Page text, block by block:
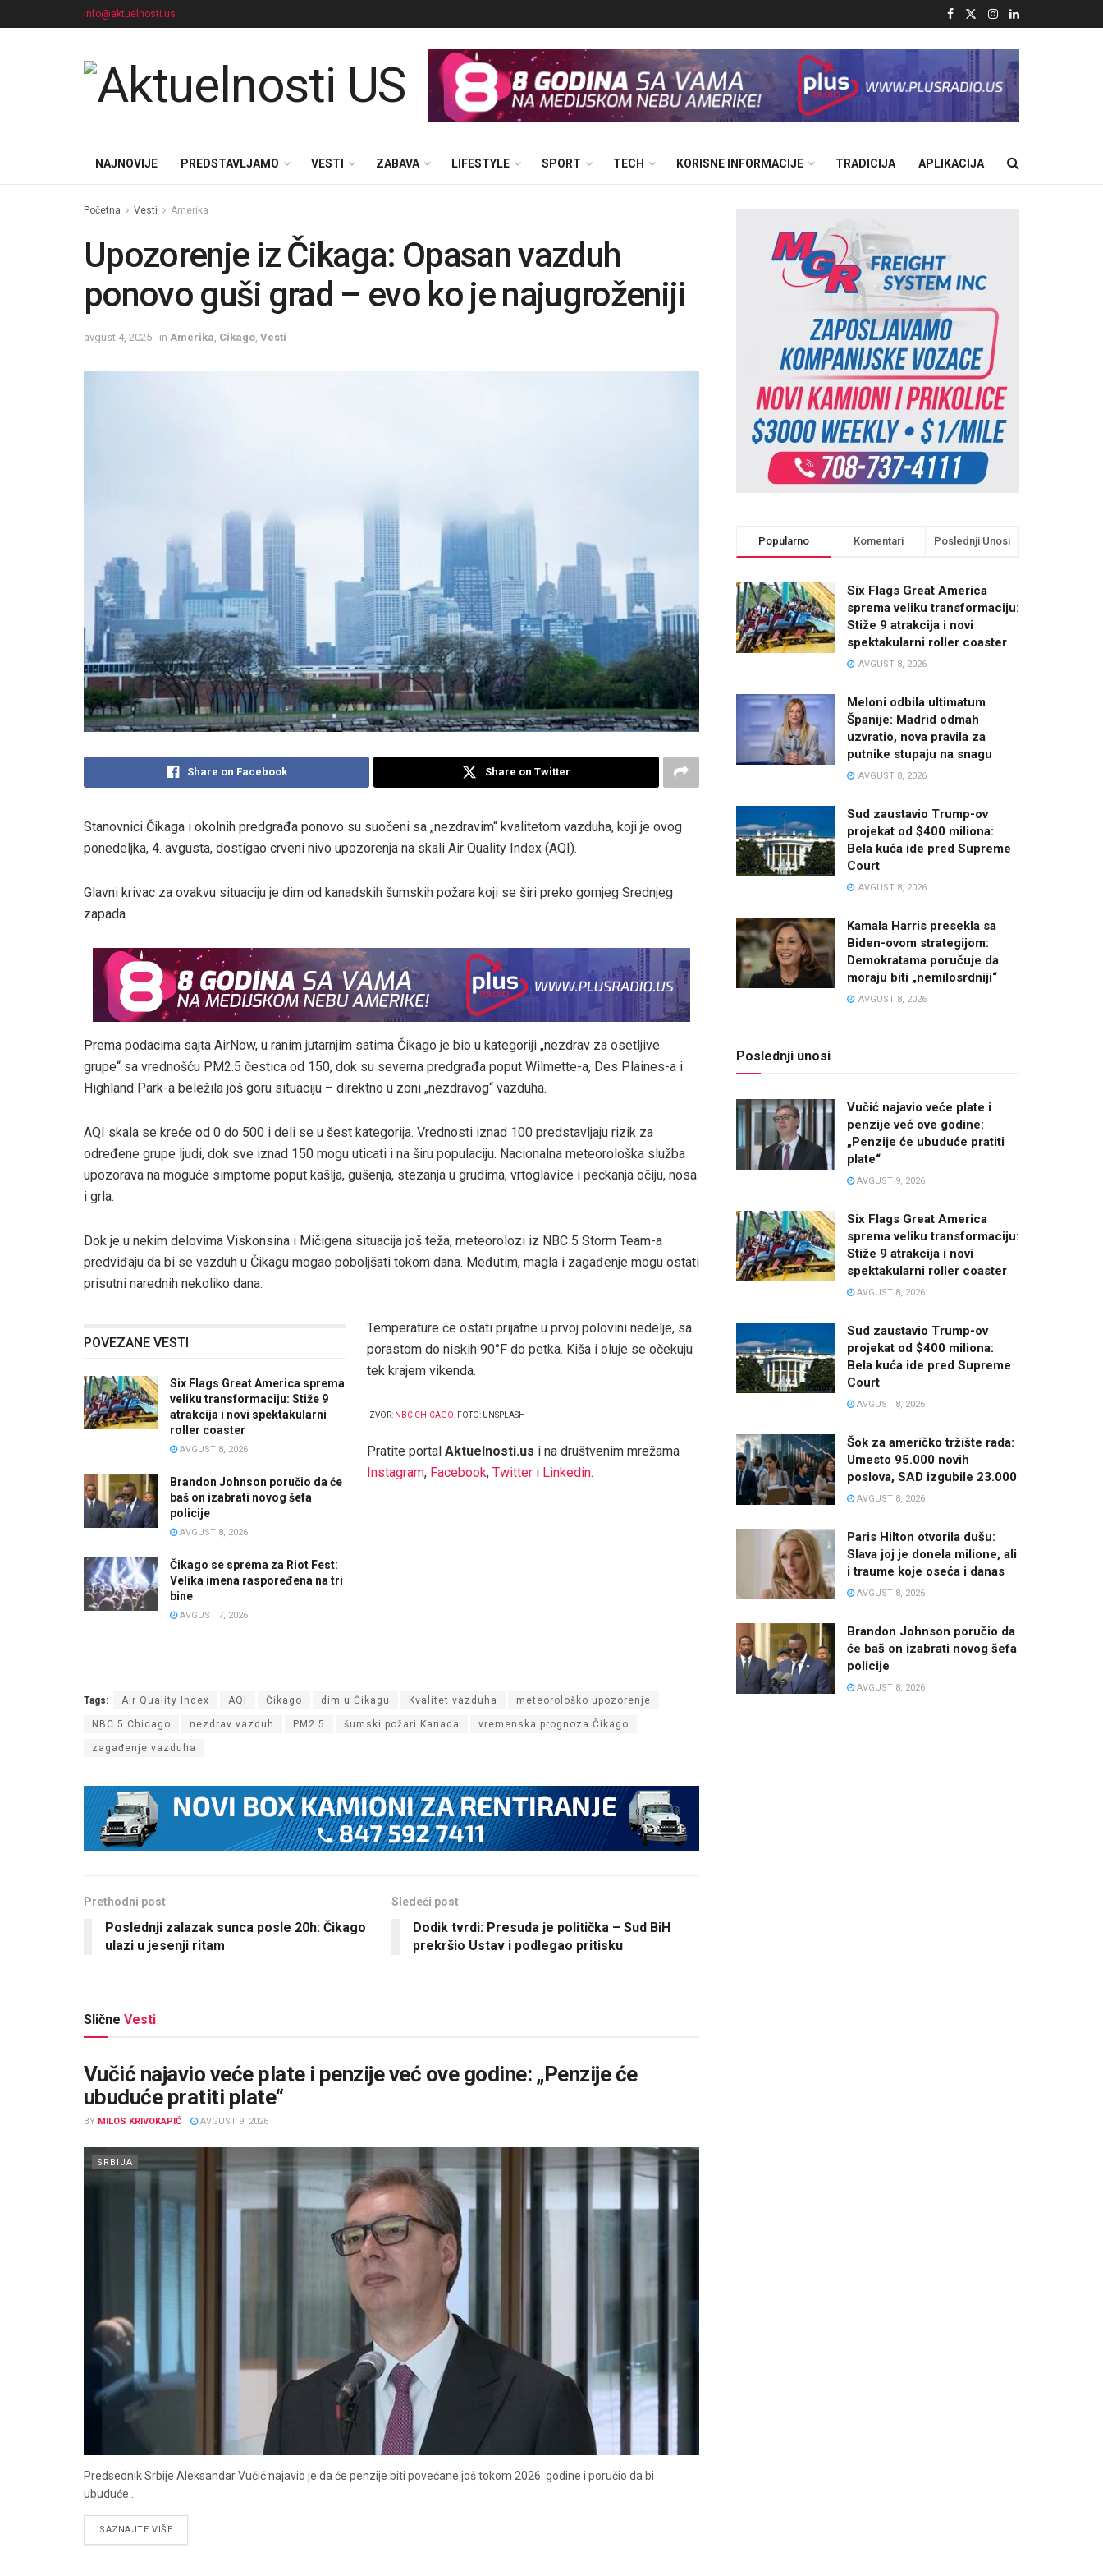
info@aktuelnosti.us
NAJNOVIJE PREDSTAVLJAMO VESTI ZABAVA LIFESTYLE SPORT TECH KORISNE INFORMACIJE TRADICIJA APLIKACIJA
Početna Vesti Amerika
Upozorenje iz Čikaga: Opasan vazduh
ponovo guši grad – evo ko je najugroženiji
avgust 4, 2025 in Amerika Cikago Vesti
Share on Facebook Share on Twitter
Stanovnici Čikaga i okolnih predgrađa ponovo su suočeni sa „nezdravim“ kvalitetom vazduha, koji je ovog
ponedeljka, 4. avgusta, dostigao crveni nivo upozorenja na skali Air Quality Index (AQI).
Glavni krivac za ovakvu situaciju je dim od kanadskih šumskih požara koji se širi preko gornjeg Srednjeg
zapada.
Prema podacima sajta AirNow, u ranim jutarnjim satima Čikago je bio u kategoriji „nezdrav za osetljive
grupe“ sa vrednošću PM2.5 čestica od 150, dok su severna predgrađa poput Wilmette-a, Des Plaines-a i
Highland Park-a beležila još goru situaciju – direktno u zoni „nezdravog“ vazduha.
AQI skala se kreće od 0 do 500 i deli se u šest kategorija. Vrednosti iznad 100 predstavljaju rizik za
određene grupe ljudi, dok sve iznad 150 mogu uticati i na širu populaciju. Nacionalna meteorološka služba
upozorava na moguće simptome poput kašlja, gušenja, stezanja u grudima, vrtoglavice i peckanja očiju, nosa
i grla.
Dok je u nekim delovima Viskonsina i Mičigena situacija još teža, meteorolozi iz NBC 5 Storm Team-a
predviđaju da bi se vazduh u Čikagu mogao poboljšati tokom dana. Međutim, magla i zagađenje mogu ostati
prisutni narednih nekoliko dana.
POVEZANE VESTI
Six Flags Great America sprema
veliku transformaciju: Stiže 9
atrakcija i novi spektakularni
roller coaster
AVGUST 8, 2026
Brandon Johnson poručio da će
baš on izabrati novog šefa
policije
AVGUST 8, 2026
Čikago se sprema za Riot Fest:
Velika imena raspoređena na tri
bine
AVGUST 7, 2026
Temperature će ostati prijatne u prvoj polovini nedelje, sa
porastom do niskih 90°F do petka. Kiša i oluje se očekuju
tek krajem vikenda.
IZVOR: NBC CHICAGO, FOTO: UNSPLASH
Pratite portal Aktuelnosti.us i na društvenim mrežama
Instagram, Facebook, Twitter i Linkedin.
Tags: Air Quality Index AQI Čikago dim u Čikagu Kvalitet vazduha meteorološko upozorenje
NBC 5 Chicago nezdrav vazduh PM2.5 šumski požari Kanada vremenska prognoza Čikago
zagađenje vazduha
Prethodni post
Poslednji zalazak sunca posle 20h: Čikago
ulazi u jesenji ritam
Sledeći post
Dodik tvrdi: Presuda je politička – Sud BiH
prekršio Ustav i podlegao pritisku
Slične Vesti
Vučić najavio veće plate i penzije već ove godine: „Penzije će
ubuduće pratiti plate“
BY MILOS KRIVOKAPIĆ AVGUST 9, 2026
SRBIJA
Predsednik Srbije Aleksandar Vučić najavio je da će penzije biti povećane još tokom 2026. godine i poručio da bi
ubuduće...
SAZNAJTE VIŠEDETAILS
Popularno Komentari Poslednji Unosi
Six Flags Great America
sprema veliku transformaciju:
Stiže 9 atrakcija i novi
spektakularni roller coaster
AVGUST 8, 2026
Meloni odbila ultimatum
Španije: Madrid odmah
uzvratio, nova pravila za
putnike stupaju na snagu
AVGUST 8, 2026
Sud zaustavio Trump-ov
projekat od $400 miliona:
Bela kuća ide pred Supreme
Court
AVGUST 8, 2026
Kamala Harris presekla sa
Biden-ovom strategijom:
Demokratama poručuje da
moraju biti „nemilosrdniji“
AVGUST 8, 2026
Poslednji unosi
Vučić najavio veće plate i
penzije već ove godine:
„Penzije će ubuduće pratiti
plate“
AVGUST 9, 2026
Six Flags Great America
sprema veliku transformaciju:
Stiže 9 atrakcija i novi
spektakularni roller coaster
AVGUST 8, 2026
Sud zaustavio Trump-ov
projekat od $400 miliona:
Bela kuća ide pred Supreme
Court
AVGUST 8, 2026
Šok za američko tržište rada:
Umesto 95.000 novih
poslova, SAD izgubile 23.000
AVGUST 8, 2026
Paris Hilton otvorila dušu:
Slava joj je donela milione, ali
i traume koje oseća i danas
AVGUST 8, 2026
Brandon Johnson poručio da
će baš on izabrati novog šefa
policije
AVGUST 8, 2026